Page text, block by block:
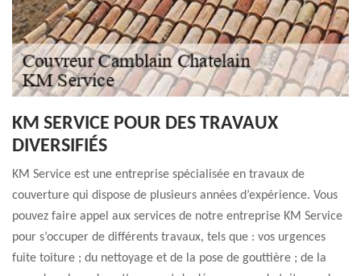
KM SERVICE POUR DES TRAVAUX
DIVERSIFIÉS
KM Service est une entreprise spécialisée en travaux de
couverture qui dispose de plusieurs années d’expérience. Vous
pouvez faire appel aux services de notre entreprise KM Service
pour s’occuper de différents travaux, tels que : vos urgences
fuite toiture ; du nettoyage et de la pose de gouttière ; de la